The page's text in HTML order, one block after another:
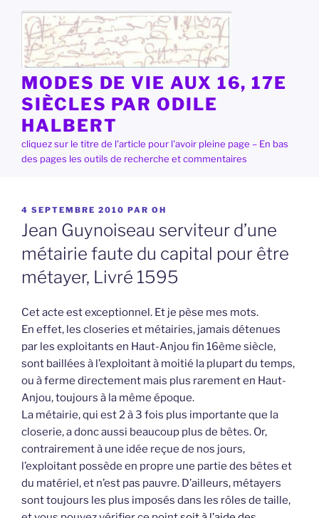
contenu
principal
MODES DE VIE AUX 16, 17E
SIÈCLES PAR ODILE
HALBERT
cliquez sur le titre de l'article pour l'avoir pleine page – En bas
des pages les outils de recherche et commentaires
PUBLIÉ
LE
4 SEPTEMBRE 2010 PAR OH
Jean Guynoiseau serviteur d’une
métairie faute du capital pour être
métayer, Livré 1595
Cet acte est exceptionnel. Et je pèse mes mots.
En effet, les closeries et métairies, jamais détenues
par les exploitants en Haut-Anjou fin 16ème siècle,
sont baillées à l’exploitant à moitié la plupart du temps,
ou à ferme directement mais plus rarement en Haut-
Anjou, toujours à la même époque.
La métairie, qui est 2 à 3 fois plus importante que la
closerie, a donc aussi beaucoup plus de bêtes. Or,
contrairement à une idée reçue de nos jours,
l’exploitant possède en propre une partie des bêtes et
du matériel, et n’est pas pauvre. D’ailleurs, métayers
sont toujours les plus imposés dans les rôles de taille,